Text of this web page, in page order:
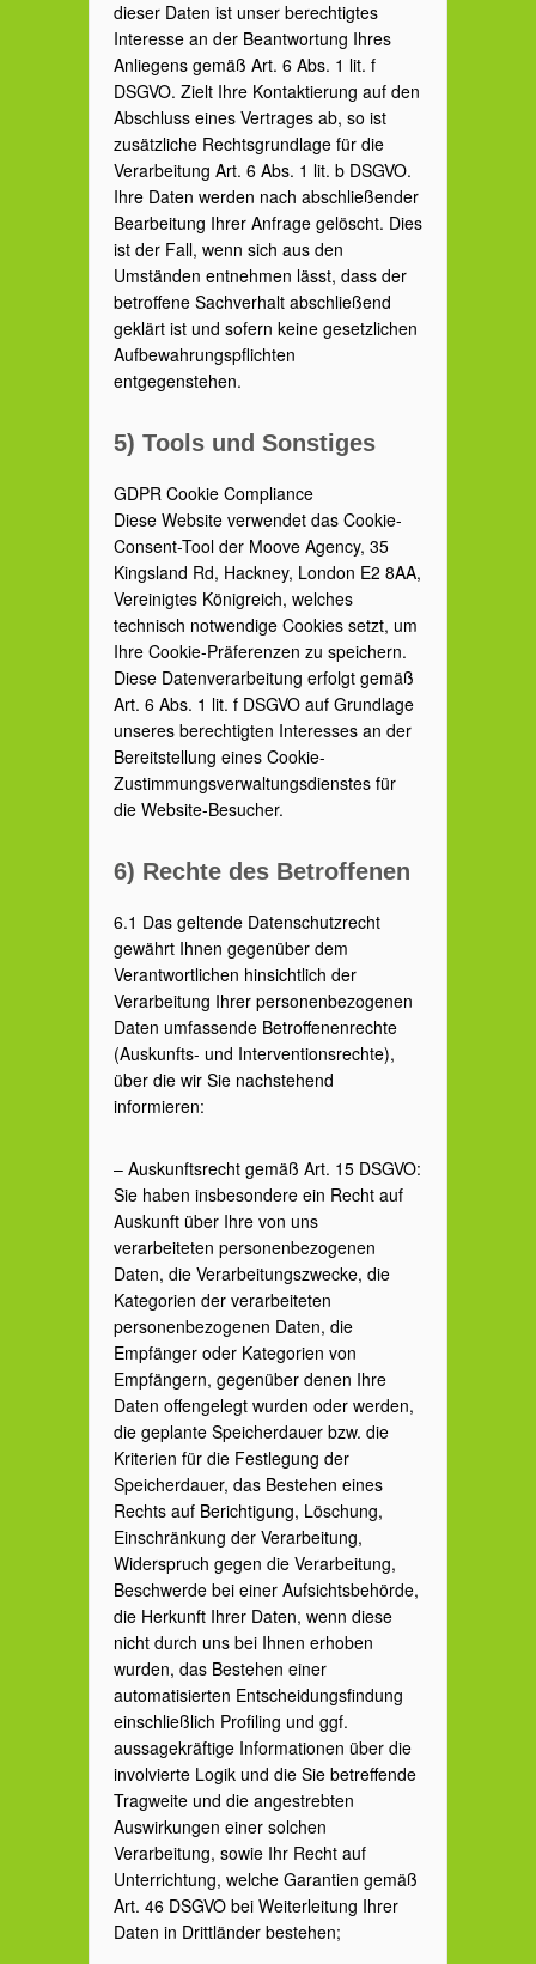
dieser Daten ist unser berechtigtes
Interesse an der Beantwortung Ihres
Anliegens gemäß Art. 6 Abs. 1 lit. f
DSGVO. Zielt Ihre Kontaktierung auf den
Abschluss eines Vertrages ab, so ist
zusätzliche Rechtsgrundlage für die
Verarbeitung Art. 6 Abs. 1 lit. b DSGVO.
Ihre Daten werden nach abschließender
Bearbeitung Ihrer Anfrage gelöscht. Dies
ist der Fall, wenn sich aus den
Umständen entnehmen lässt, dass der
betroffene Sachverhalt abschließend
geklärt ist und sofern keine gesetzlichen
Aufbewahrungspflichten
entgegenstehen.
5) Tools und Sonstiges
GDPR Cookie Compliance
Diese Website verwendet das Cookie-
Consent-Tool der Moove Agency, 35
Kingsland Rd, Hackney, London E2 8AA,
Vereinigtes Königreich, welches
technisch notwendige Cookies setzt, um
Ihre Cookie-Präferenzen zu speichern.
Diese Datenverarbeitung erfolgt gemäß
Art. 6 Abs. 1 lit. f DSGVO auf Grundlage
unseres berechtigten Interesses an der
Bereitstellung eines Cookie-
Zustimmungsverwaltungsdienstes für
die Website-Besucher.
6) Rechte des Betroffenen
6.1 Das geltende Datenschutzrecht
gewährt Ihnen gegenüber dem
Verantwortlichen hinsichtlich der
Verarbeitung Ihrer personenbezogenen
Daten umfassende Betroffenenrechte
(Auskunfts- und Interventionsrechte),
über die wir Sie nachstehend
informieren:
– Auskunftsrecht gemäß Art. 15 DSGVO:
Sie haben insbesondere ein Recht auf
Auskunft über Ihre von uns
verarbeiteten personenbezogenen
Daten, die Verarbeitungszwecke, die
Kategorien der verarbeiteten
personenbezogenen Daten, die
Empfänger oder Kategorien von
Empfängern, gegenüber denen Ihre
Daten offengelegt wurden oder werden,
die geplante Speicherdauer bzw. die
Kriterien für die Festlegung der
Speicherdauer, das Bestehen eines
Rechts auf Berichtigung, Löschung,
Einschränkung der Verarbeitung,
Widerspruch gegen die Verarbeitung,
Beschwerde bei einer Aufsichtsbehörde,
die Herkunft Ihrer Daten, wenn diese
nicht durch uns bei Ihnen erhoben
wurden, das Bestehen einer
automatisierten Entscheidungsfindung
einschließlich Profiling und ggf.
aussagekräftige Informationen über die
involvierte Logik und die Sie betreffende
Tragweite und die angestrebten
Auswirkungen einer solchen
Verarbeitung, sowie Ihr Recht auf
Unterrichtung, welche Garantien gemäß
Art. 46 DSGVO bei Weiterleitung Ihrer
Daten in Drittländer bestehen;